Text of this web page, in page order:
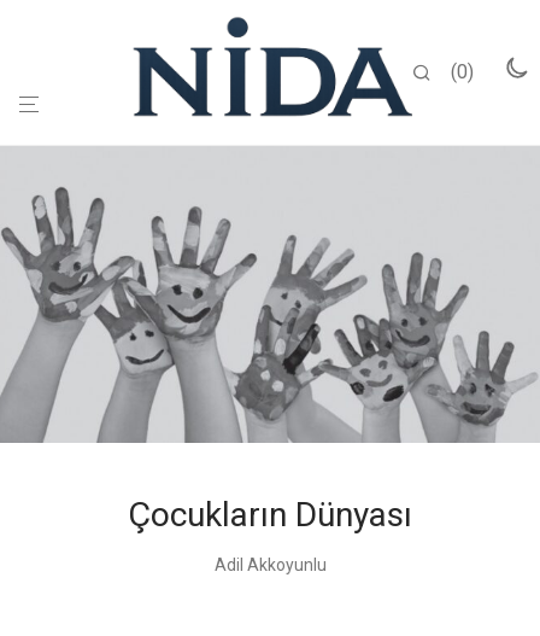
0
Çocukların Dünyası
Adil Akkoyunlu